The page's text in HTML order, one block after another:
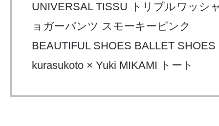
UNIVERSAL TISSU
トリプルワッシ
ョガーパンツ スモーキーピンク
BEAUTIFUL SHOES BALLET SHOES
kurasukoto × Yuki MIKAMI
トート